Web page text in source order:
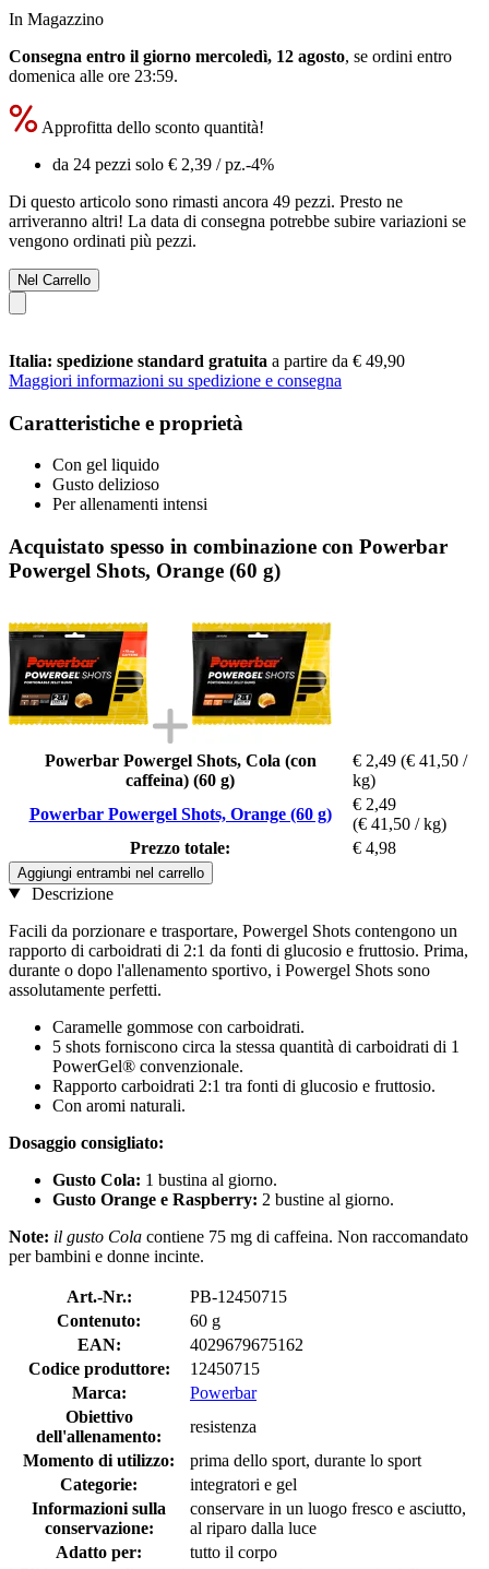
In Magazzino
Consegna entro il giorno mercoledì, 12 agosto, se ordini entro
domenica alle ore 23:59.
Approfitta dello sconto quantità!
da 24 pezzi solo € 2,39 / pz.-4%
Di questo articolo sono rimasti ancora 49 pezzi. Presto ne
arriveranno altri! La data di consegna potrebbe subire variazioni se
vengono ordinati più pezzi.
Nel Carrello
Italia: spedizione standard gratuita a partire da € 49,90
Maggiori informazioni su spedizione e consegna
Caratteristiche e proprietà
Con gel liquido
Gusto delizioso
Per allenamenti intensi
Acquistato spesso in combinazione con Powerbar
Powergel Shots, Orange (60 g)
Powerbar Powergel Shots, Cola (con
caffeina) (60 g)
€ 2,49 (€ 41,50 /
kg)
Powerbar Powergel Shots, Orange (60 g)
€ 2,49
(€ 41,50 / kg)
Prezzo totale:
€ 4,98
Aggiungi entrambi nel carrello
Descrizione
Facili da porzionare e trasportare, Powergel Shots contengono un
rapporto di carboidrati di 2:1 da fonti di glucosio e fruttosio. Prima,
durante o dopo l'allenamento sportivo, i Powergel Shots sono
assolutamente perfetti.
Caramelle gommose con carboidrati.
5 shots forniscono circa la stessa quantità di carboidrati di 1
PowerGel® convenzionale.
Rapporto carboidrati 2:1 tra fonti di glucosio e fruttosio.
Con aromi naturali.
Dosaggio consigliato:
Gusto Cola: 1 bustina al giorno.
Gusto Orange e Raspberry: 2 bustine al giorno.
Note: il gusto Cola contiene 75 mg di caffeina. Non raccomandato
per bambini e donne incinte.
Art.-Nr.:
PB-12450715
Contenuto:
60 g
EAN:
4029679675162
Codice produttore:
12450715
Marca:
Powerbar
Obiettivo
dell'allenamento:
resistenza
Momento di utilizzo:
prima dello sport, durante lo sport
Categorie:
integratori e gel
Informazioni sulla
conservazione:
conservare in un luogo fresco e asciutto,
al riparo dalla luce
Adatto per:
tutto il corpo